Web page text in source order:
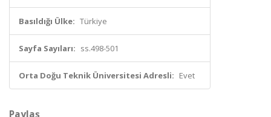
Basıldığı Ülke: Türkiye
Sayfa Sayıları: ss.498-501
Orta Doğu Teknik Üniversitesi Adresli: Evet
Paylaş